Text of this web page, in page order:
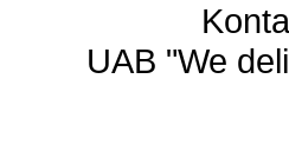
UAB "We